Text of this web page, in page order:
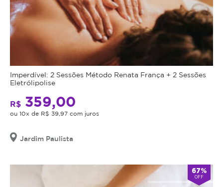
Imperdível: 2 Sessões Método Renata França + 2 Sessões
Eletrólipolise
R$ 359,00
ou 10x de R$ 39,97 com juros
Jardim Paulista
67%
OFF